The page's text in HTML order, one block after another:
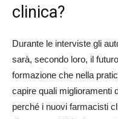
clinica?
Durante le interviste gli
sarà, secondo loro, il
formazione che nella
capire quali miglioramenti
perché i nuovi farmacisti